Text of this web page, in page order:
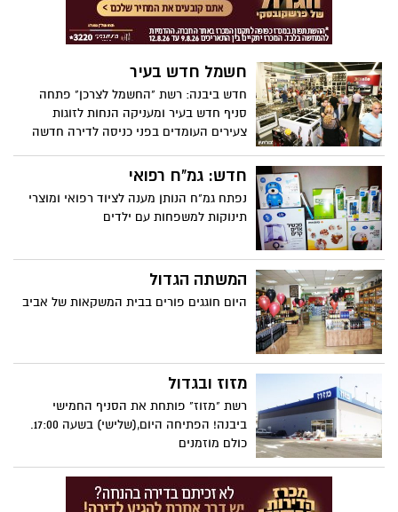
חשמל חדש בעיר
חדש ביבנה: רשת "החשמל לצרכן" פתחה
סניף חדש בעיר ומעניקה הנחות לזוגות
צעירים העומדים בפני כניסה לדירה חדשה
חדש: גמ"ח רפואי
נפתח גמ"ח הנותן מענה לציוד רפואי ומוצרי
תינוקות למשפחות עם ילדים
המשתה הגדול
היום חוגגים פורים בבית המשקאות של אביב
מזוז ובגדול
רשת "מזוז" פותחת את הסניף החמישי
ביבנה! הפתיחה היום,(שלישי) בשעה 17:00.
כולם מוזמנים